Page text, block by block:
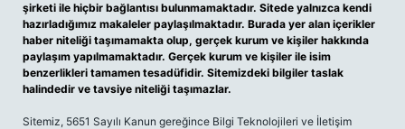
şirketi ile hiçbir bağlantısı bulunmamaktadır. Sitede yalnızca kendi
hazırladığımız makaleler paylaşılmaktadır. Burada yer alan içerikler
haber niteliği taşımamakta olup, gerçek kurum ve kişiler hakkında
paylaşım yapılmamaktadır. Gerçek kurum ve kişiler ile isim
benzerlikleri tamamen tesadüfidir. Sitemizdeki bilgiler taslak
halindedir ve tavsiye niteliği taşımazlar.
Sitemiz, 5651 Sayılı Kanun gereğince Bilgi Teknolojileri ve İletişim